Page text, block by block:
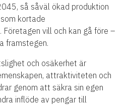
så såväl ökad produktion
kortade
vill och kan gå före –
framstegen.
och osäkerhet är
attraktiviteten och
genom att säkra sin egen
inflöde av pengar till